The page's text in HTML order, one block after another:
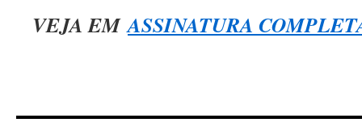
VEJA EMASSINATURA